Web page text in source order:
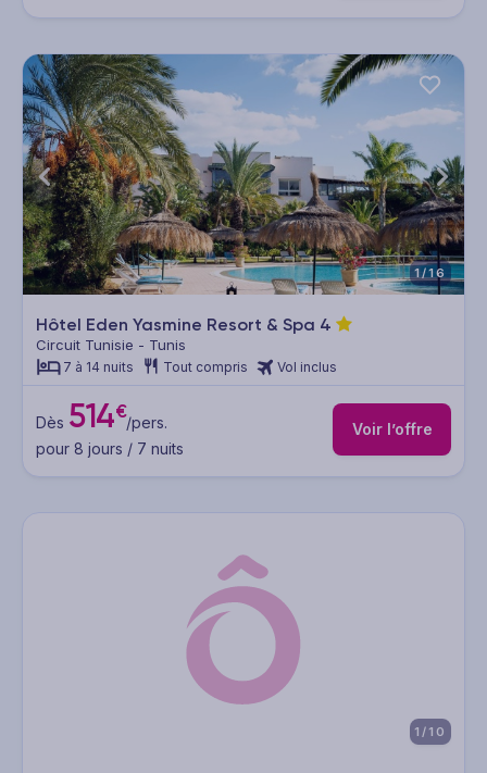
1/16
Hôtel Eden Yasmine Resort & Spa 4
Circuit Tunisie - Tunis
7 à 14 nuits Tout compris Vol inclus
Dès 514€/pers.
pour 8 jours / 7 nuits
Voir l’offre
1/10